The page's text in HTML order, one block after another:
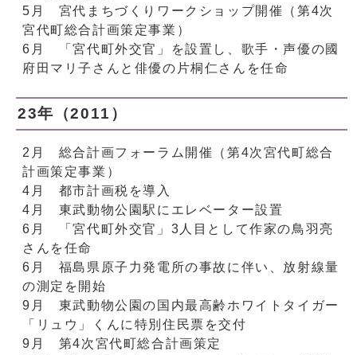
5月 宮代まちづくりワークショップ開催（第4次
宮代町総合計画策定事業）
6月 「宮代町外交官」を設置し、歌手・声優の國
府田マリ子さんと俳優の片桐仁さんを任命
23年（2011）
2月 総合計画フォーラム開催（第4次宮代町総合
計画策定事業）
4月 都市計画税を導入
4月 東武動物公園駅にエレベーター設置
6月 「宮代町外交官」3人目として作家の鳥羽亮
さんを任命
6月 福島県原子力発電所の事故に伴い、放射線量
の測定を開始
9月 東武動物公園の国内最高齢ホワイトタイガー
「リュウ」くんに特別住民票を交付
9月 第4次宮代町総合計画策定